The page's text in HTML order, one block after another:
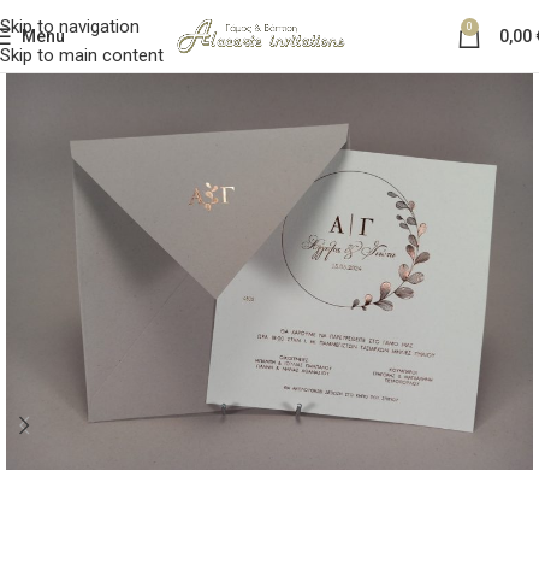
Skip to navigation
Skip to main content
Menu 0 0,00